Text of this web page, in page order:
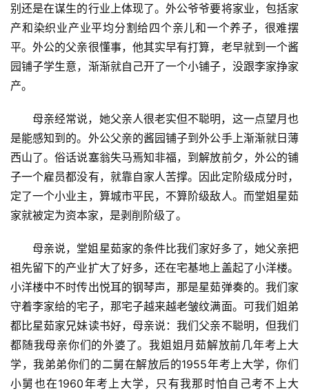
别还是在谋生的行业上体现了。外公爷爷要将家业，包括家
产和染织业产业平均分割给四个亲儿和一个养子，很难摆
平。外公的父亲很懂事，他其实早有打算，老早就到一个酱
园铺子学生意，渐渐就自己开了一个小铺子，没跟李家挣家
产。
母亲经常说，她父亲人很老实但不聪明，这一点望月也
是能感知到的。外公父亲的酱园铺子到外公手上渐渐就日薄
西山了。俗话说塞翁失马焉知非福，到解放前夕，外公的铺
子一个雇员都没有，就靠自家人苦撑。因此定阶级成分时，
定了一个小业主，算城市平民，不算阶级敌人。而堂姐星茹
家就被定为资本家，是剥削阶级了。
母亲说，堂姐星茹家的条件比我们家好多了，她父亲把
祖先留下的产业扩大了好多，还在宅基地上盖起了小洋楼。
小洋楼中不时传出悦耳的钢琴声，那是星茹弹奏的。我们家
守着李家给的宅子，那宅子越来越老皱纹满面。可我们姐弟
都比星茹家兄妹读书好，母亲说：我们父亲不聪明，但我们
都随我母亲你们的外婆了。我姐姐月茹解放前几年考上大
学，我弟弟你们的二舅在解放后的1955年考上大学，你们
小舅也在1960年考上大学，只有我那时怕自己考不上大